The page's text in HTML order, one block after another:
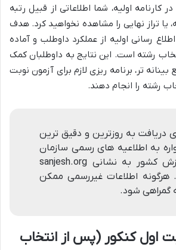
اولیه، شما اطلاعاتی از قبیل رتبه
یا تراز نهایی را مشاهده نخواهید کرد. هدف
اطلاع رسانی اولیه از عملکرد داوطلب و آماده
رشته است. این نتایج به داوطلبان کمک
تر، برنامه ریزی لازم برای آزمون نوبت
رشته را انجام دهند.
دریافت به روزترین و دقیق ترین
به اطلاعیه های رسمی سازمان
سنجش آموزش کشور به نشانی sanjesh.org
هرگونه اطلاعات غیررسمی ممکن
گمراهی شود.
اول کنکور (پس از انتخاب